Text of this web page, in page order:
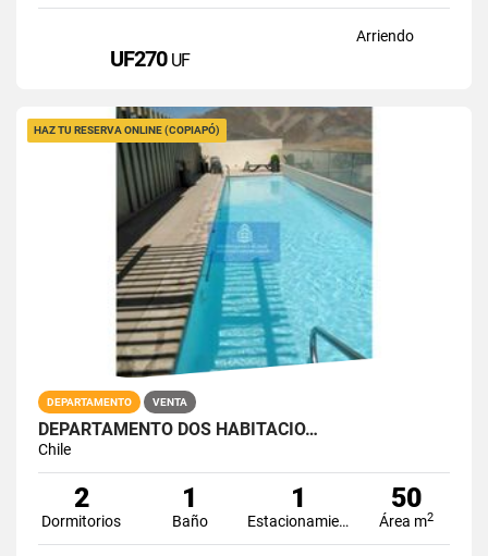
Arriendo
UF270 UF
HAZ TU RESERVA ONLINE (COPIAPÓ)
DEPARTAMENTO VENTA
DEPARTAMENTO DOS HABITACIO…
Chile
2
Dormitorios
1
Baño
1
Estacionamiento
50
Área m2